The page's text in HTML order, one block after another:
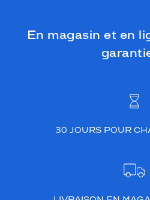
En magasin et en
30 JOURS POUR